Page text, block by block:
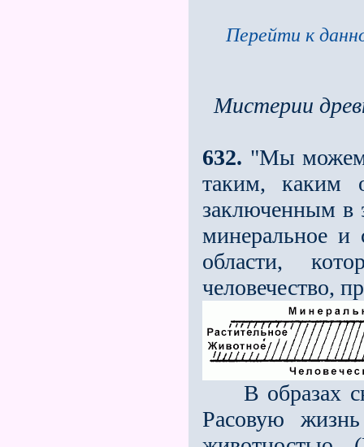
Перейти к
Мистерии
632. "Мы можем
таким, каким
заключенным в
минеральное и
области,
человечество,
В образах
Расовую